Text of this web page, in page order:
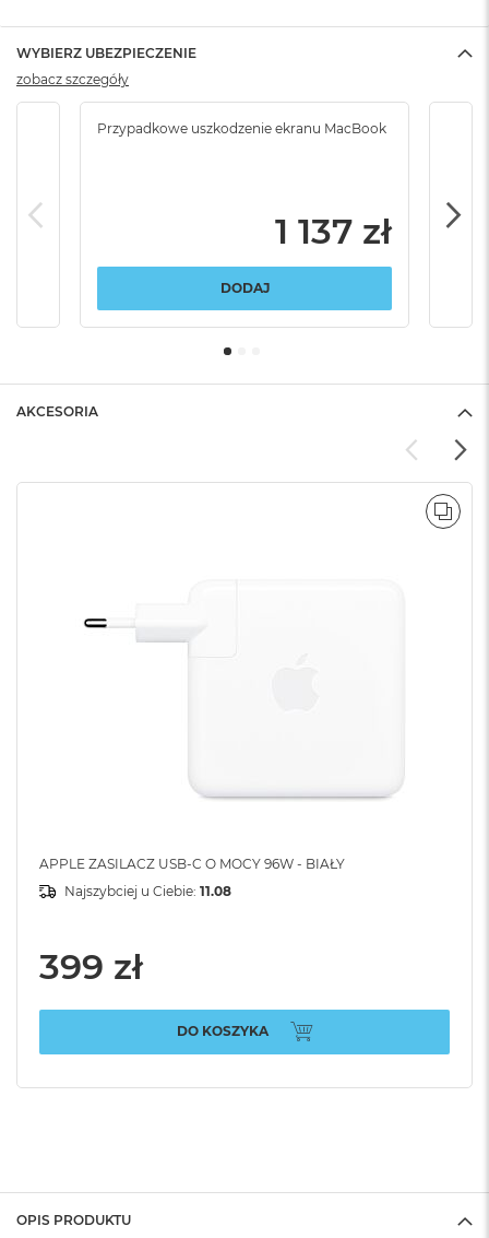
WYBIERZ UBEZPIECZENIE
Przypadkowe uszkodzenie ekranu MacBook
1 137 zł
DODAJ
zobacz szczegóły
AKCESORIA
APPLE ZASILACZ USB-C O MOCY 96W - BIAŁY
Najszybciej u Ciebie: 11.08
399 zł
DO KOSZYKA
OPIS PRODUKTU